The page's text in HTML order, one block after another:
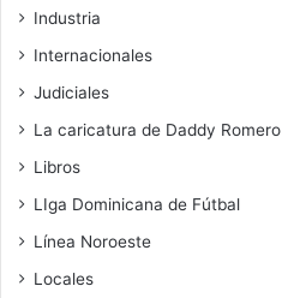
Industria
Internacionales
Judiciales
La caricatura de Daddy Romero
Libros
LIga Dominicana de Fútbal
Línea Noroeste
Locales